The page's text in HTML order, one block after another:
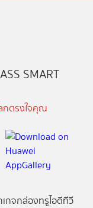
SMART
กตรงใจคุณ
กจกล่องทรูไอดีทีวี